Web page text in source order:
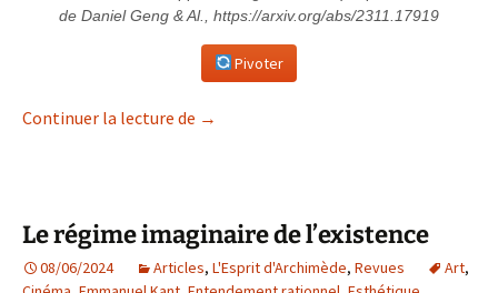
de Daniel Geng & Al., https://arxiv.org/abs/2311.17919
Pivoter
Continuer la lecture de Suicide d’une démocratie
→
Le régime imaginaire de l’existence
08/06/2024 Articles, L'Esprit d'Archimède, Revues Art,